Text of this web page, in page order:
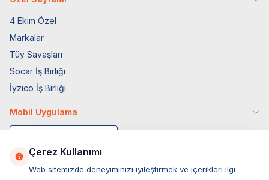
4 Ekim Özel
Markalar
Tüy Savaşları
Socar İş Birliği
İyzico İş Birliği
Mobil Uygulama
Çerez Kullanımı
Web sitemizde deneyiminizi iyileştirmek ve içerikleri ilgi